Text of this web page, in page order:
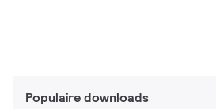
Populaire downloads